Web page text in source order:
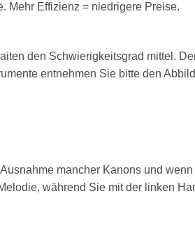
Mehr Effizienz = niedrigere Preise.
den Schwierigkeitsgrad mittel.
entnehmen Sie bitte den
mancher Kanons und
während Sie mit der linken